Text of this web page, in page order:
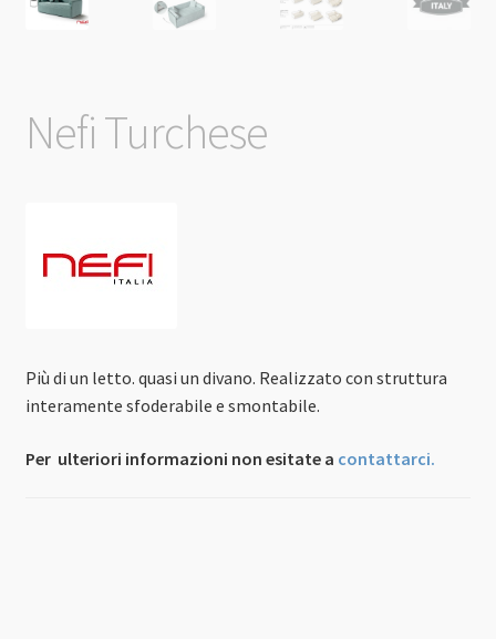
Nefi Turchese
Più di un letto. quasi un divano. Realizzato con struttura
interamente sfoderabile e smontabile.
Per ulteriori informazioni non esitate a contattarci.